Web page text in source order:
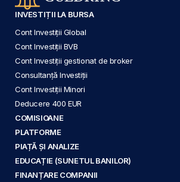
INVESTIȚII LA BURSA
Cont Investiții Global
Cont Investiții BVB
Cont Investiții gestionat de broker
Consultanță Investiții
Cont Investiții Minori
Deducere 400 EUR
COMISIOANE
PLATFORME
PIAȚĂ ȘI ANALIZE
EDUCAȚIE (SUNETUL BANILOR)
FINANȚARE COMPANII